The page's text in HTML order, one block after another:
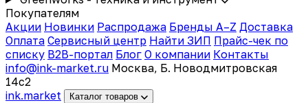
Покупателям
Акции Новинки Распродажа Бренды A–Z Доставка
Оплата Сервисный центр Найти ЗИП Прайс-чек по
списку B2B-портал Блог О компании Контакты
info@ink-market.ru Москва, Б. Новодмитровская
14с2
ink.market Каталог товаров